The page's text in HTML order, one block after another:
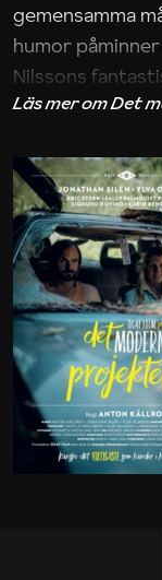
gemensamma
humor
Nilssons
iakttagelser om
Maja Kekonius